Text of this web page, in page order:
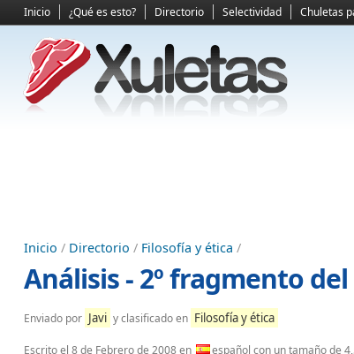
Inicio ¿Qué es esto? Directorio Selectividad Chuletas
Inicio / Directorio / Filosofía y ética /
Análisis - 2º fragmento
Enviado por Javi y clasificado en Filosofía y ética
Escrito el 8 de Febrero de 2008en español con un tamaño de